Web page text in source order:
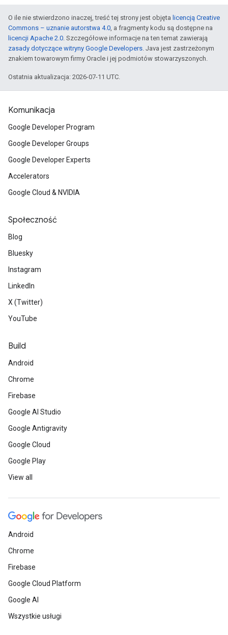
O ile nie stwierdzono inaczej, treść tej strony jest objęta licencją Creative
Commons – uznanie autorstwa 4.0, a fragmenty kodu są dostępne na
licencji Apache 2.0. Szczegółowe informacje na ten temat zawierają
zasady dotyczące witryny Google Developers. Java jest zastrzeżonym
znakiem towarowym firmy Oracle i jej podmiotów stowarzyszonych.
Ostatnia aktualizacja: 2026-07-11 UTC.
Komunikacja
Google Developer Program
Google Developer Groups
Google Developer Experts
Accelerators
Google Cloud & NVIDIA
Społeczność
Blog
Bluesky
Instagram
LinkedIn
X (Twitter)
YouTube
Build
Android
Chrome
Firebase
Google AI Studio
Google Antigravity
Google Cloud
Google Play
View all
Android
Chrome
Firebase
Google Cloud Platform
Google AI
Wszystkie usługi